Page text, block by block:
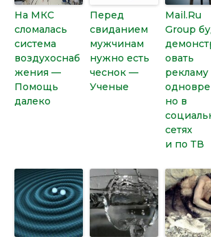
На МКС
сломалась
система
воздухоснаб
жения —
Помощь
далеко
Перед
свиданием
мужчинам
нужно есть
чеснок —
Ученые
Mail.Ru
Group
овать
рекламу
но в
сетях
и по ТВ